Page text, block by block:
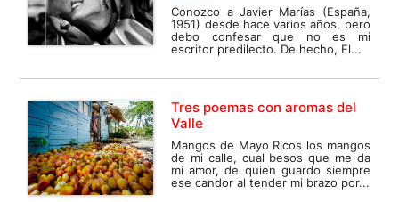
Conozco a Javier Marías (España,
1951) desde hace varios años, pero
debo confesar que no es mi
escritor predilecto. De hecho, El...
Tres poemas con aromas del
Valle
Mangos de Mayo Ricos los mangos
de mi calle, cual besos que me da
mi amor, de quien guardo siempre
ese candor al tender mi brazo por...